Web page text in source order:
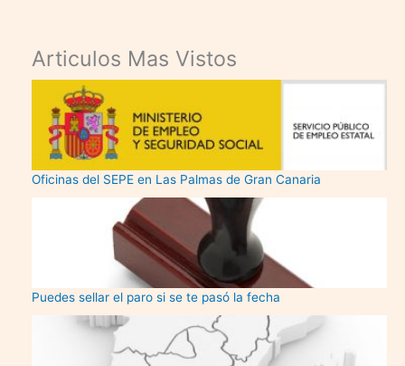
Articulos Mas Vistos
Oficinas del SEPE en Las Palmas de Gran Canaria
Puedes sellar el paro si se te pasó la fecha